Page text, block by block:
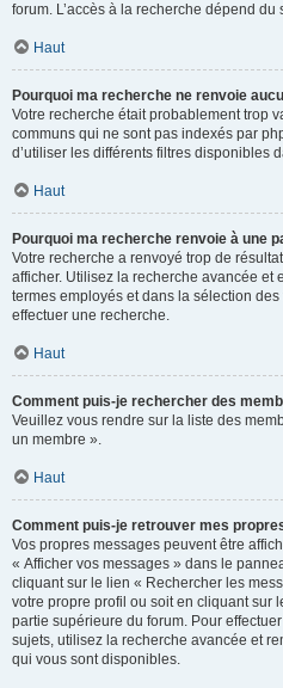
forum. L’accès à la recherche dépend du
Haut
Pourquoi ma recherche ne renvoie
Votre recherche était probablement trop
communs qui ne sont pas indexés par
d’utiliser les différents filtres disponibles
Haut
Pourquoi ma recherche renvoie à une
Votre recherche a renvoyé trop de
afficher. Utilisez la recherche avancée et
termes employés et dans la sélection
effectuer une recherche.
Haut
Comment puis-je rechercher des
Veuillez vous rendre sur la liste des
un membre ».
Haut
Comment puis-je retrouver mes
Vos propres messages peuvent être
« Afficher vos messages » dans le
cliquant sur le lien « Rechercher les
votre propre profil ou soit en cliquant sur
partie supérieure du forum. Pour
sujets, utilisez la recherche avancée et
qui vous sont disponibles.